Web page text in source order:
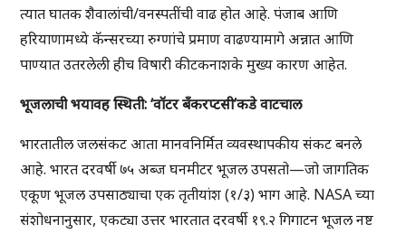
त्यात घातक शैवालांची/वनस्पतींची वाढ होत आहे. पंजाब आणि
हरियाणामध्ये कॅन्सरच्या रुग्णांचे प्रमाण वाढण्यामागे अन्नात आणि
पाण्यात उतरलेली हीच विषारी कीटकनाशके मुख्य कारण आहेत.
भूजलाची भयावह स्थिती: ‘वॉटर बँकरप्टसी’कडे वाटचाल
भारतातील जलसंकट आता मानवनिर्मित व्यवस्थापकीय संकट बनले
आहे. भारत दरवर्षी ७५ अब्ज घनमीटर भूजल उपसतो—जो जागतिक
एकूण भूजल उपसाठ्याचा एक तृतीयांश (१/३) भाग आहे. NASA च्या
संशोधनानुसार, एकट्या उत्तर भारतात दरवर्षी १९.२ गिगाटन भूजल नष्ट